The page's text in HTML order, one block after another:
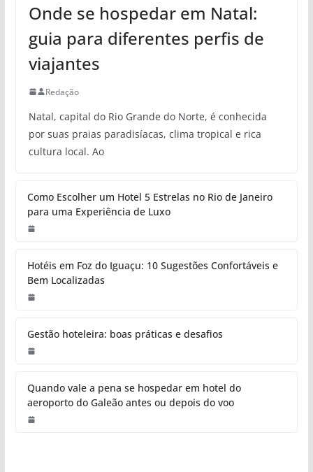
Onde se hospedar em Natal:
guia para diferentes perfis de
viajantes
Redação
Natal, capital do Rio Grande do Norte, é conhecida
por suas praias paradisíacas, clima tropical e rica
cultura local. Ao
Como Escolher um Hotel 5 Estrelas no Rio de Janeiro
para uma Experiência de Luxo
Hotéis em Foz do Iguaçu: 10 Sugestões Confortáveis e
Bem Localizadas
Gestão hoteleira: boas práticas e desafios
Quando vale a pena se hospedar em hotel do
aeroporto do Galeão antes ou depois do voo